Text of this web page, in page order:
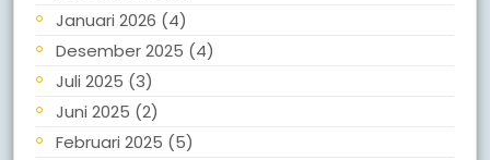
Januari 2026 (4)
Desember 2025 (4)
Juli 2025 (3)
Juni 2025 (2)
Februari 2025 (5)